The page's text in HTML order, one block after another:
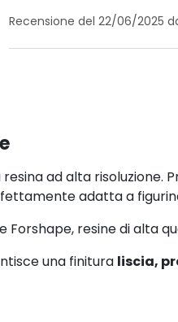
Recensione del 22/06/2025
ad alta
adatta a
resine di alta
una finitura liscia,